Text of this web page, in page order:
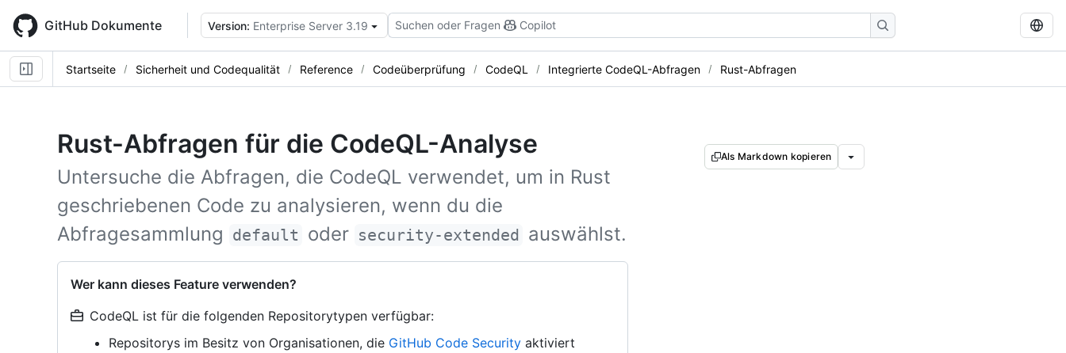
main
content
GitHub Dokumente Version: Enterprise Server 3.19 Suchen oder Fragen Copilot
Startseite Sicherheit und Codequalität Reference Codeüberprüfung CodeQL Integrierte CodeQL-Abfragen Rust-Abfragen
Rust-Abfragen für die CodeQL-Analyse
Untersuche die Abfragen, die CodeQL verwendet, um in Rust
geschriebenen Code zu analysieren, wenn du die
Abfragesammlung default oder security-extended auswählst.
Wer kann dieses Feature verwenden?
CodeQL ist für die folgenden Repositorytypen verfügbar:
Repositorys im Besitz von Organisationen, die GitHub Code Security aktiviert
Als Markdown kopieren